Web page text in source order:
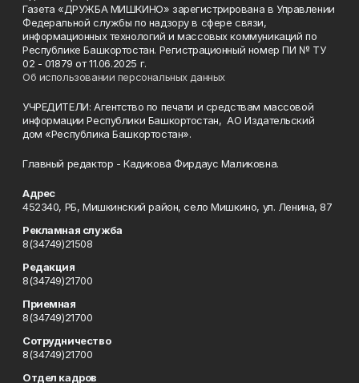
Газета «ДРУЖБА МИШКИНО» зарегистрирована в Управлении
Федеральной службы по надзору в сфере связи,
информационных технологий и массовых коммуникаций по
Республике Башкортостан. Регистрационный номер ПИ № ТУ
02 - 01879 от 11.06.2025 г.
Об использовании персональных данных
УЧРЕДИТЕЛИ: Агентство по печати и средствам массовой
информации Республики Башкортостан, АО Издательский
дом «Республика Башкортостан».
Главный редактор - Кадикова Фирдаус Маликовна.
Адрес
452340, РБ, Мишкинский район, село Мишкино, ул. Ленина, 87
Рекламная служба
8(34749)21508
Редакция
8(34749)21700
Приемная
8(34749)21700
Сотрудничество
8(34749)21700
Отдел кадров